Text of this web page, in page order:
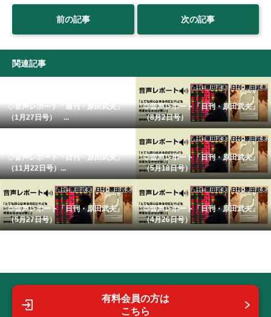
前の記事 次の記事
関連記事
◇音声レポート「週刊・原田武夫」
（1月27日号） ...
◇音声レポート「日刊・原田武夫」
（8月2日号）
◇音声レポート「日刊・原田武夫」
（11月22日号）...
◇音声レポート「日刊・原田武夫」
（5月18日号）
◇音声レポート「日刊・原田武夫」
（5月27日号）
◇音声レポート「日刊・原田武夫」
（4月26日号）
有料会員の方は
こちら